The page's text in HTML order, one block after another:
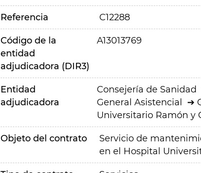
Referencia C12288
Código de la
entidad
adjudicadora (DIR3)
A13013769
Entidad
adjudicadora
Consejería de Sanidad
General Asistencial
Universitario Ramón y
Objeto del contrato
Servicio de
en el Hospital